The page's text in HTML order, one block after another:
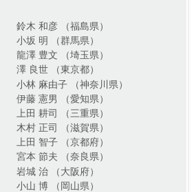
鈴木 和彦 （福島県）
小坂 明 （群馬県）
龍澤 豊文 （埼玉県）
澤 良世 （東京都）
小林 麻由子 （神奈川県）
伊藤 憲男 （愛知県）
上田 耕司 （三重県）
木村 正司 （滋賀県）
上田 智子 （京都府）
宮本 節夫 （奈良県）
岩城 治 （大阪府）
小山 博 （岡山県）